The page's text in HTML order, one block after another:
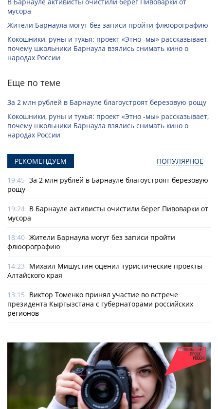
мусора
Жители Барнаула могут без записи пройти флюорографию
Кокошники, руны и тухья: проект «Этно -мы» рассказывает,
почему школьники Барнаула взялись снимать кино о
народах России
Еще по теме
За 2 млн рублей в Барнауле благоустроят березовую рощу
Кокошники, руны и тухья: проект «Этно -мы» рассказывает,
почему школьники Барнаула взялись снимать кино о
народах России
РЕКОМЕНДУЕМ ПОПУЛЯРНОЕ
19:45 За 2 млн рублей в Барнауле благоустроят березовую
рощу
19:24 В Барнауле активисты очистили берег Пивоварки от
мусора
18:40 Жители Барнаула могут без записи пройти
флюорографию
14:23 Михаил Мишустин оценил туристические проекты
Алтайского края
13:15 Виктор Томенко принял участие во встрече
президента Кыргызстана с губернаторами российских
регионов